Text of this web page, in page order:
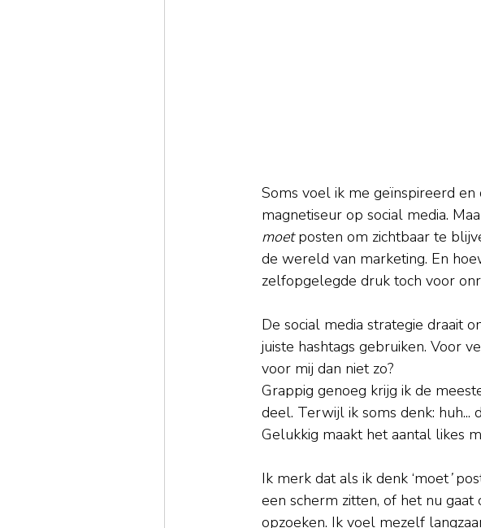
Soms voel ik me geïnspireerd
magnetiseur op social media.
moet posten om zichtbaar te
de wereld van marketing. En
zelfopgelegde druk toch voor
De social media strategie draait
juiste hashtags gebruiken. Voor
voor mij dan niet zo?
Grappig genoeg krijg ik de
deel. Terwijl ik soms denk: huh...
Gelukkig maakt het aantal likes
Ik merk dat als ik denk ‘moet’
een scherm zitten, of het nu gaat
opzoeken. Ik voel mezelf